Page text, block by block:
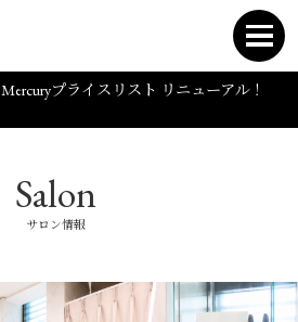
Mercuryプライスリスト リニューアル！
Salon
サロン情報